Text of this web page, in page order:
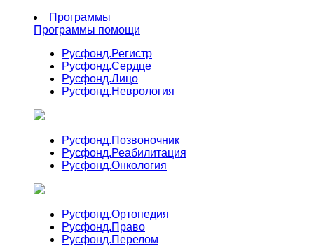
Программы
Программы помощи
Русфонд.Регистр
Русфонд.Сердце
Русфонд.Лицо
Русфонд.Неврология
Русфонд.Позвоночник
Русфонд.Реабилитация
Русфонд.Онкология
Русфонд.Ортопедия
Русфонд.Право
Русфонд.Перелом